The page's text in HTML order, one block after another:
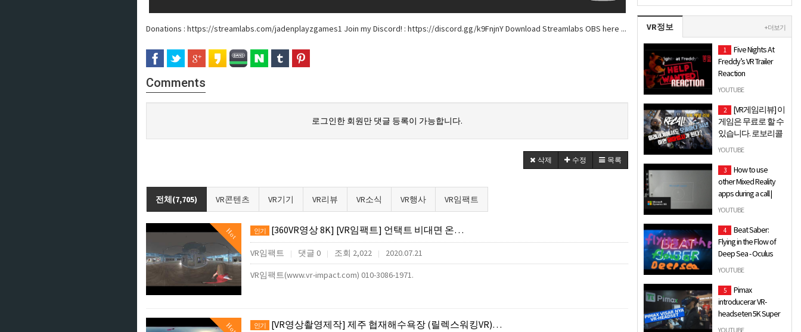
Donations : https://streamlabs.com/jadenplayzgames1 Join my Discord! : https://discord.gg/k9FnjnY Download Streamlabs OBS here ...
Comments
로그인한 회원만 댓글 등록이 가능합니다.
삭제 수정 목록
전체(7,705) VR콘텐츠 VR기기 VR리뷰 VR소식 VR행사 VR임팩트
Hot 인기 [360VR영상 8K] [VR임팩트] 언택트 비대면 온…
VR임팩트 댓글 0 조회 2,022 2020.07.21
VR임팩트(www.vr-impact.com) 010-3086-1971.
Hot 인기 [VR영상촬영제작] 제주 협재해수욕장 (릴렉스워킹VR)…
VR정보 + 더보기
1
Five Nights At
Freddy’s VR Trailer
Reaction
A reaction of teaser trailer
http://VideoStarApp.com/FREE.
YOUTUBE
2
[VR게임리뷰] 이
게임은 무료로 할 수
있습니다. 로보리콜
리뷰 -VER.매운맛
첨가판 리뷰. 아 판사님
이 리뷰는 제 다른 자아
가 만들었습니다.
YOUTUBE
3
How to use
other Mixed Reality
apps during a call |
Dynamics 365
HoloLens
In this video, learn how to
use other Mixed Reality
apps while you are on a call
Remote Assist for Hol…
YOUTUBE
4
Beat Saber:
Flying in the Flow of
Deep Sea - Oculus
Quest Gameplay
YOUTUBE
5
Pimax
introducerar VR-
headseten 5K Super
och Artisan
YOUTUBE